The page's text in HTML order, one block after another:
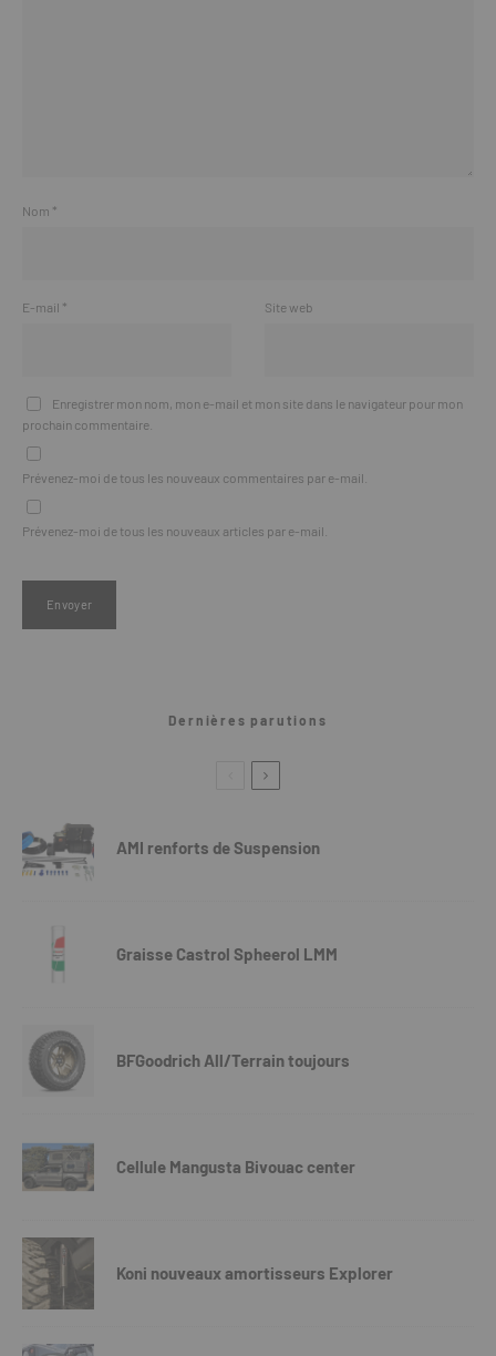
Nom *
E-mail * Site web
Enregistrer mon nom, mon e-mail et mon site dans le navigateur pour mon
prochain commentaire.
Prévenez-moi de tous les nouveaux commentaires par e-mail.
Prévenez-moi de tous les nouveaux articles par e-mail.
Dernières parutions
AMI renforts de Suspension
Graisse Castrol Spheerol LMM
BFGoodrich All/Terrain toujours
Cellule Mangusta Bivouac center
Koni nouveaux amortisseurs Explorer